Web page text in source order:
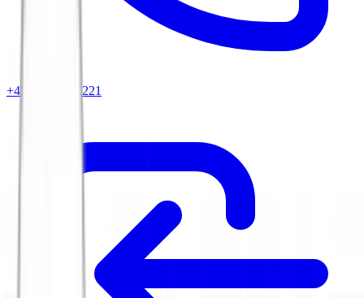
+420 604 263 221